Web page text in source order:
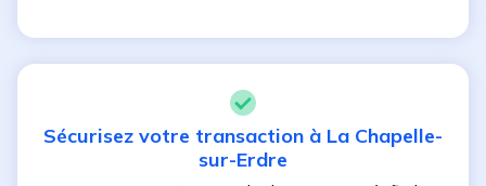
Sécurisez votre transaction à La Chapelle-
sur-Erdre